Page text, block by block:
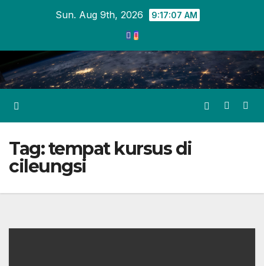
Sun. Aug 9th, 2026 9:17:08 AM
Tag:tempat kursus di
cileungsi